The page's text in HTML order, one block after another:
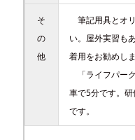
そ
の
他
筆記用具とオ
い。屋外実習も
着用をお勧めしま
「ライフパー
車で5分です。
です。